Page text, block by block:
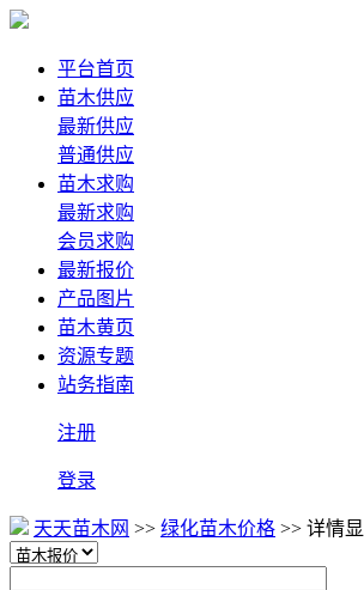
平台首页
苗木供应
最新供应
普通供应
苗木求购
最新求购
会员求购
最新报价
产品图片
苗木黄页
资源专题
站务指南
注册
登录
天天苗木网 >> 绿化苗木价格 >> 详情